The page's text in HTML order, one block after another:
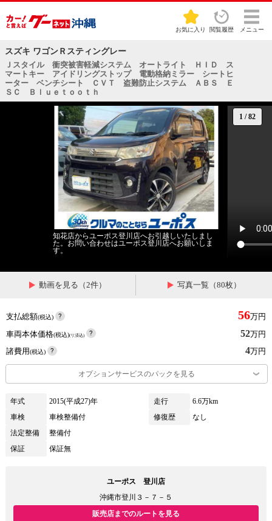
お気に入り 閲覧履歴 メニュー
スズキ ワゴンＲスティングレー
Ｊスタイル 衝突被害軽減システム オートライト ＨＩＤ ス
マートキー アイドリングストップ 電動格納ミラー シートヒ
ーター ベンチシート ＣＶＴ 盗難防止システム ＡＢＳ Ｅ
ＳＣ Ｂｌｕｅｔｏｏｔｈ
1 /82
知花店からユーポス登川店へお引越しいたしまし
た。お問い合わせはユーポス登川店へお願いしま
す。
動画を見る（2件） 写真一覧（80枚）
支払総額(税込) 56万円
車両本体価格(税込)(リ済込) 52万円
諸費用(税込) 4万円
オプションサービスのパックを見る
年式 2015(平成27)年 走行
6.6万km
車検
車検整備付 修復歴
なし
法定整備
整備付
保証
保証無
ユーポス 登川店
沖縄市登川３－７－５
販売店までのルートを見る